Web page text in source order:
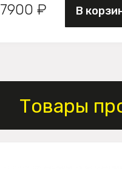
7900 ₽ В
Товары